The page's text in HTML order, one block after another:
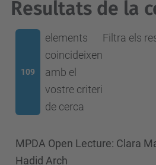
Resultats de la
109
elements
coincideixen
amb el
vostre criteri
de cerca
Filtra els
MPDA Open Lecture: Clara
Hadid Arch